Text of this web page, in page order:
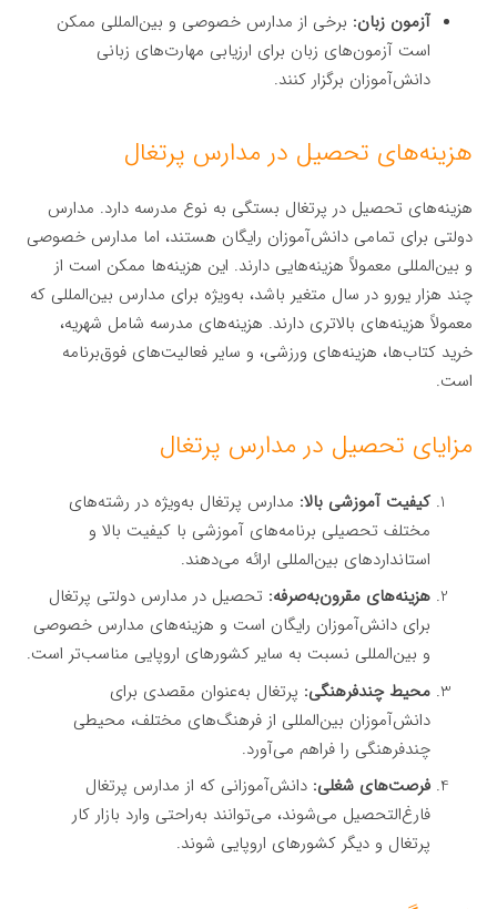
آزمون زبان: برخی از مدارس خصوصی و بین‌المللی ممکن
است آزمون‌های زبان برای ارزیابی مهارت‌های زبانی
دانش‌آموزان برگزار کنند.
هزینه‌های تحصیل در مدارس پرتغال
هزینه‌های تحصیل در پرتغال بستگی به نوع مدرسه دارد. مدارس
دولتی برای تمامی دانش‌آموزان رایگان هستند، اما مدارس خصوصی
و بین‌المللی معمولاً هزینه‌هایی دارند. این هزینه‌ها ممکن است از
چند هزار یورو در سال متغیر باشد، به‌ویژه برای مدارس بین‌المللی که
معمولاً هزینه‌های بالاتری دارند. هزینه‌های مدرسه شامل شهریه،
خرید کتاب‌ها، هزینه‌های ورزشی، و سایر فعالیت‌های فوق‌برنامه
است.
مزایای تحصیل در مدارس پرتغال
کیفیت آموزشی بالا: مدارس پرتغال به‌ویژه در رشته‌های
مختلف تحصیلی برنامه‌های آموزشی با کیفیت بالا و
استانداردهای بین‌المللی ارائه می‌دهند.
هزینه‌های مقرون‌به‌صرفه: تحصیل در مدارس دولتی پرتغال
برای دانش‌آموزان رایگان است و هزینه‌های مدارس خصوصی
و بین‌المللی نسبت به سایر کشورهای اروپایی مناسب‌تر است.
محیط چندفرهنگی: پرتغال به‌عنوان مقصدی برای
دانش‌آموزان بین‌المللی از فرهنگ‌های مختلف، محیطی
چندفرهنگی را فراهم می‌آورد.
فرصت‌های شغلی: دانش‌آموزانی که از مدارس پرتغال
فارغ‌التحصیل می‌شوند، می‌توانند به‌راحتی وارد بازار کار
پرتغال و دیگر کشورهای اروپایی شوند.